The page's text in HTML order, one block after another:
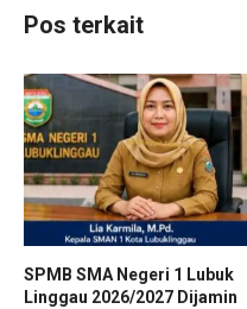
Pos terkait
SPMB SMA Negeri 1 Lubuk
Linggau 2026/2027 Dijamin